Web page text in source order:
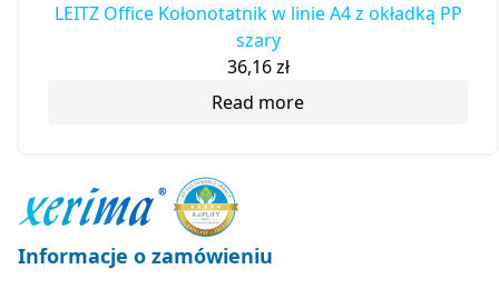
LEITZ Office Kołonotatnik w linie A4 z okładką PP
szary
36,16zł
Read more
Informacje o zamówieniu